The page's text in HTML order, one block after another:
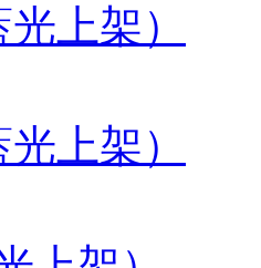
上架）
上架）